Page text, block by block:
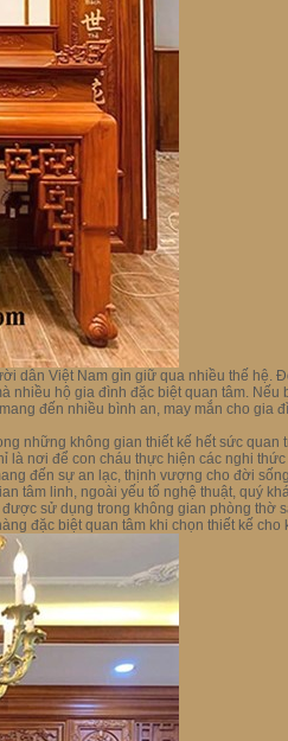
dân Việt Nam gìn giữ qua nhiều thế hệ.
nhiều hộ gia đình đặc biệt quan tâm.
đến nhiều bình an, may mắn cho gia
những không gian thiết kế hết sức quan
là nơi để con cháu thực hiện các nghi
đến sự an lạc, thịnh vượng cho đời
tâm linh, ngoài yếu tố nghệ thuật, quý
sử dụng trong không gian phòng thờ
đặc biệt quan tâm khi chọn thiết kế cho